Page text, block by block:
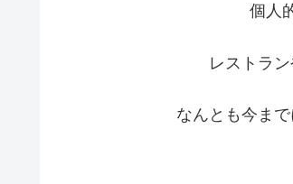
個人
レストラ
なんとも今ま